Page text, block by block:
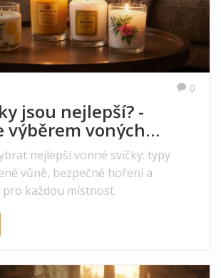
0
jsou nejlepší? -
výběrem voných
nejlepší vonné svíčky: typy
vůně, bezpečné hoření a
každou místnost.